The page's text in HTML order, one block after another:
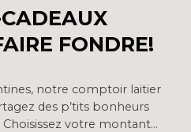
FONDRE!
notre comptoir laitier
des p’tits bonheurs
Choisissez votre montant…